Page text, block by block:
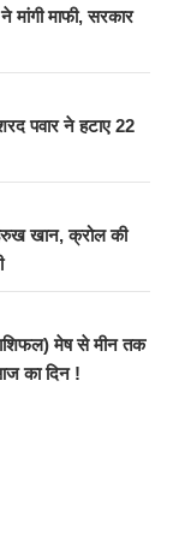
मांगी माफी, सरकार
पवार ने हटाए 22
खान, क्रोल की
मेष से मीन तक
का दिन !